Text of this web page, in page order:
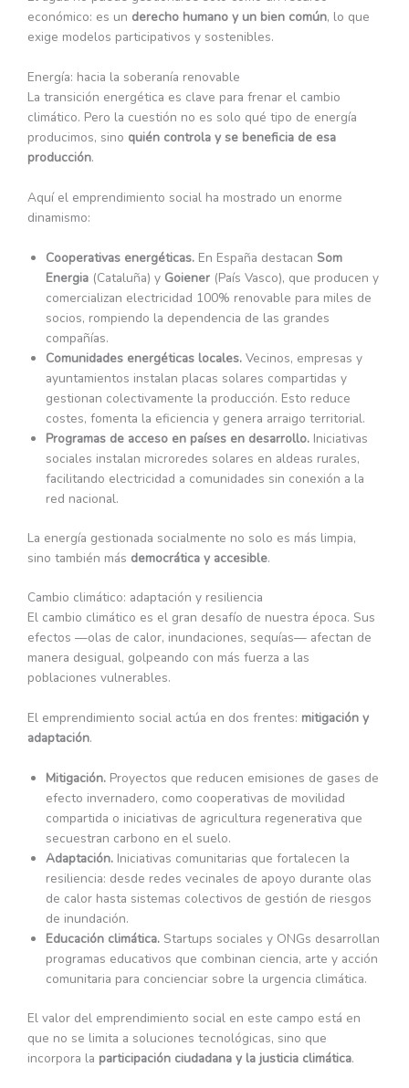
económico: es un derecho humano y un bien común, lo que
exige modelos participativos y sostenibles.
Energía: hacia la soberanía renovable
La transición energética es clave para frenar el cambio
climático. Pero la cuestión no es solo qué tipo de energía
producimos, sino quién controla y se beneficia de esa
producción.
Aquí el emprendimiento social ha mostrado un enorme
dinamismo:
Cooperativas energéticas. En España destacan Som
Energia (Cataluña) y Goiener (País Vasco), que producen y
comercializan electricidad 100% renovable para miles de
socios, rompiendo la dependencia de las grandes
compañías.
Comunidades energéticas locales. Vecinos, empresas y
ayuntamientos instalan placas solares compartidas y
gestionan colectivamente la producción. Esto reduce
costes, fomenta la eficiencia y genera arraigo territorial.
Programas de acceso en países en desarrollo. Iniciativas
sociales instalan microredes solares en aldeas rurales,
facilitando electricidad a comunidades sin conexión a la
red nacional.
La energía gestionada socialmente no solo es más limpia,
sino también más democrática y accesible.
Cambio climático: adaptación y resiliencia
El cambio climático es el gran desafío de nuestra época. Sus
efectos —olas de calor, inundaciones, sequías— afectan de
manera desigual, golpeando con más fuerza a las
poblaciones vulnerables.
El emprendimiento social actúa en dos frentes: mitigación y
adaptación.
Mitigación. Proyectos que reducen emisiones de gases de
efecto invernadero, como cooperativas de movilidad
compartida o iniciativas de agricultura regenerativa que
secuestran carbono en el suelo.
Adaptación. Iniciativas comunitarias que fortalecen la
resiliencia: desde redes vecinales de apoyo durante olas
de calor hasta sistemas colectivos de gestión de riesgos
de inundación.
Educación climática. Startups sociales y ONGs desarrollan
programas educativos que combinan ciencia, arte y acción
comunitaria para concienciar sobre la urgencia climática.
El valor del emprendimiento social en este campo está en
que no se limita a soluciones tecnológicas, sino que
incorpora la participación ciudadana y la justicia climática.